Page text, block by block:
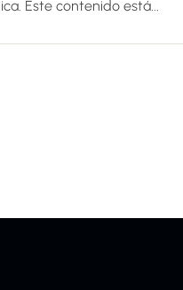
Este contenido está...